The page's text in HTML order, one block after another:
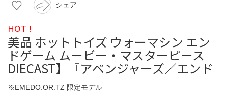
シェア
HOT !
美品 ホットトイズ ウォーマシン エン
ドゲーム ムービー・マスターピース
DIECAST】『アベンジャーズ／エンド
※EMEDO.OR.TZ 限定モデル